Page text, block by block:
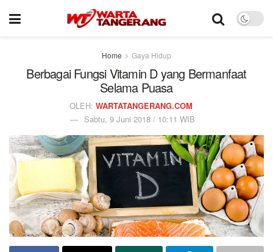
Home Gaya Hidup
Berbagai Fungsi Vitamin D yang Bermanfaat
Selama Puasa
OLEH: WARTATANGERANG.COM
Sabtu, 9 Juni 2018 / 10:11 WIB